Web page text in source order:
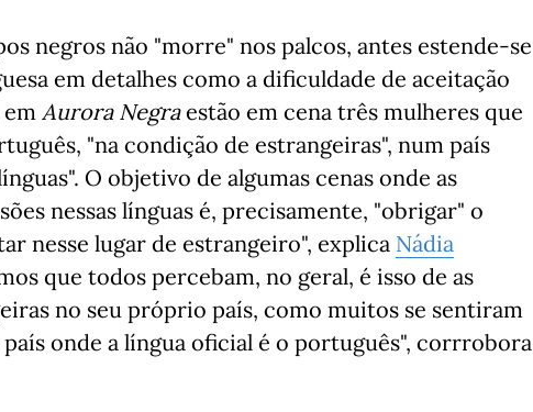
negros não "morre" nos palcos, antes estende-se
em detalhes como a dificuldade de aceitação
em Aurora Negraestão em cena três mulheres que
"na condição de estrangeiras", num país
O objetivo de algumas cenas onde as
nessas línguas é, precisamente, "obrigar" o
nesse lugar de estrangeiro", explica Nádia
que todos percebam, no geral, é isso de as
no seu próprio país, como muitos se sentiram
onde a língua oficial é o português", corrrobora